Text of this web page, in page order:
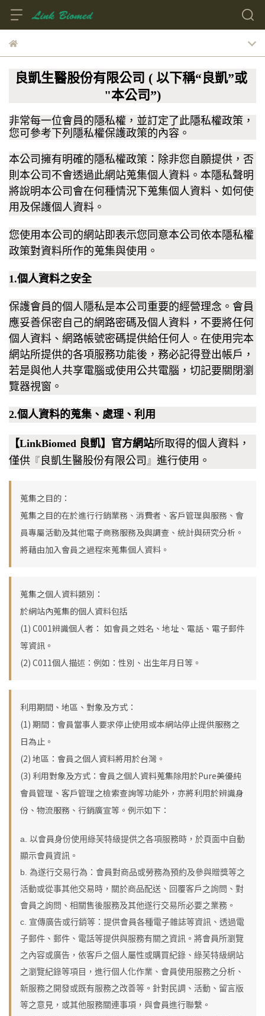
良凱生醫股份有限公司 ( 以下稱“良凱”或
"本公司”)
非常每一位會員的隱私權，並訂定了此隱私權政策，
您可參考下列隱私權保護政策的內容。
本公司擁有明確的隱私權政策：除非您自願提供，否
則本公司不會透過此網站蒐集個人資料。本隱私聲明
將說明本公司會在何種情況下蒐集個人資料、如何使
用及保護個人資料。
您使用本公司的網站即表示您同意本公司依本隱私權
政策對資料所作的蒐集與使用。
1.個人資料之安全
保護會員的個人隱私是本公司重要的經營理念。會員
應妥善保密自己的網路密碼及個人資料，不要將任何
個人資料、網路帳號密碼提供給任何人。在使用完本
網站所提供的各項服務功能後，務必記得登出帳戶，
若是與他人共享電腦或使用公共電腦，切記要關閉瀏
覽器視窗。
2.個人資料的蒐集、處理、利用
【LinkBiomed 良凱】官方網站所取得的個人資料，
僅供 『 良凱生醫股份有限公司 』 進行使用。
蒐集之目的：
蒐集之目的在於進行行銷業務、消費者、客戶管理與服務、會
員專屬活動及其他電子商務服務及與調查、統計與研究分析。
將藉由加入會員之過程來蒐集個人資料。
蒐集之個人資料類別：
於網站內蒐集的個人資料包括
(1) C001辨識個人者： 如會員之姓名、地址、電話、電子郵件
等資訊。
(2) C011個人描述：例如：性別、出生年月日等。
利用期間、地區、對象及方式：
(1) 期間：會員當事人要求停止使用或本網站停止提供服務之
日為止。
(2) 地區：會員之個人資料將用於台灣。
(3) 利用對象及方式：會員之個人資料蒐集除用於Pure美優純
會員管理、客戶管理之檢索查詢等功能外，亦將利用於辨識身
份、物流服務、行銷廣宣等。例示如下：
a. 以會員身份使用綠芙特級提供之各項服務時，於頁面中自動
顯示會員資訊。
b. 為遂行交易行為：會員對商品或勞務為預約及參與贈獎等之
活動或從事其他交易時，關於商品配送、回覆客戶之詢問、對
會員之詢問、相關售後服務及其他遂行交易所必要之業務。
c. 宣傳廣告或行銷等：提供會員各種電子雜誌等資訊、透過電
子郵件、郵件、電話等提供與服務有關之資訊。將會員所瀏覽
之內容或廣告，依客戶之個人屬性或購買紀錄、綠芙特級網站
之瀏覽紀錄等項目，進行個人化作業、會員使用服務之分析、
新服務之開發或既有服務之改善等。針對民調、活動、留言版
等之意見，或其他服務關連事項，與會員進行聯繫。